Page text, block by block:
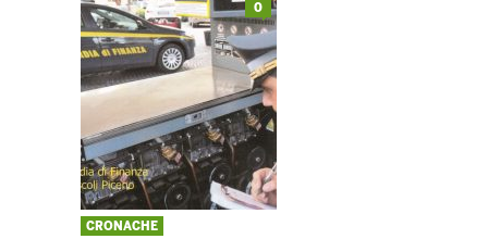
0
CRONACHE